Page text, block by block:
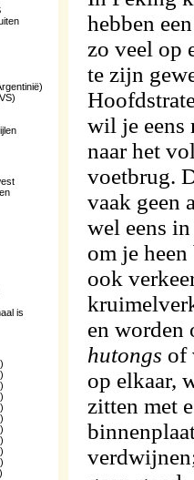
is
hebben
zo veel op
te zijn
wil je eens
naar het
voetbrug.
vaak geen
wel eens
om je
ook
en worden
hutongs of
op elkaar,
zitten met